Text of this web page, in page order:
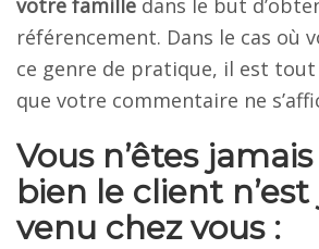
référencement. Dans le cas où
ce genre de pratique, il est
que votre commentaire ne
Vous n’êtes
bien le client
venu chez vous :